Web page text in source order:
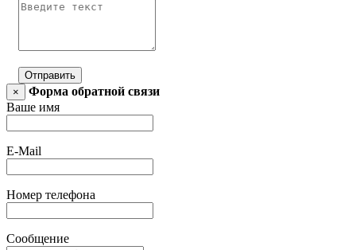
Отправить
×
Форма обратной связи
Ваше имя
E-Mail
Номер телефона
Сообщение